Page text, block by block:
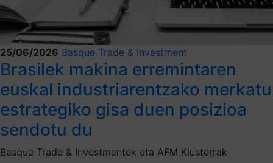
25/06/2026 Basque Trade & Investment
Brasilek makina erremintaren
euskal industriarentzako merkatu
estrategiko gisa duen posizioa
sendotu du
Basque Trade & Investmentek eta AFM Klusterrak